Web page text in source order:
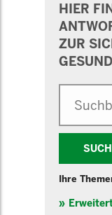
HIER
ZUR
Ihre